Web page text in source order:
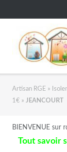
to
Artisan RGE »
1€ » JEANCOURT
BIENVENUE sur
Tout savoir